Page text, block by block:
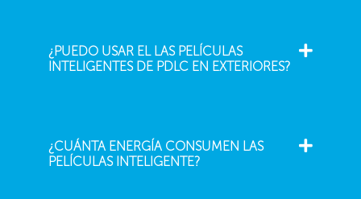
¿PUEDO USAR EL LAS PELÍCULAS
INTELIGENTES DE PDLC EN EXTERIORES?
¿CUÁNTA ENERGÍA CONSUMEN LAS
PELÍCULAS INTELIGENTE?